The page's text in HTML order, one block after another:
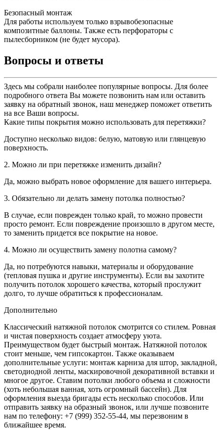
Безопасный монтаж
Для работы используем только взрывобезопасные
композитные баллоны. Также есть перфораторы с
пылесборником (не будет мусора).
Вопросы и ответы
Здесь мы собрали наиболее популярные вопросы. Для более
подробного ответа Вы можете позвонить нам или оставить
заявку на обратный звонок, наш менеджер поможет ответить
на все Ваши вопросы.
Какие типы покрытия можно использовать для перетяжки?
Доступно несколько видов: белую, матовую или глянцевую
поверхность.
2. Можно ли при перетяжке изменить дизайн?
Да, можно выбрать новое оформление для вашего интерьера.
3. Обязательно ли делать замену потолка полностью?
В случае, если поврежден только край, то можно провести
просто ремонт. Если повреждение произошло в другом месте,
то заменить придется все покрытие на новое.
4. Можно ли осуществить замену полотна самому?
Да, но потребуются навыки, материалы и оборудование
(тепловая пушка и другие инструменты). Если вы захотите
получить потолок хорошего качества, который прослужит
долго, то лучше обратиться к профессионалам.
Дополнительно
Классический натяжной потолок смотрится со стилем. Ровная
и чистая поверхность создает атмосферу уюта.
Преимуществом будет быстрый монтаж. Натяжной потолок
стоит меньше, чем гипсокартон. Также оказываем
дополнительные услуги: монтаж карниза для штор, закладной,
светодиодной ленты, маскировочной декоративной вставки и
многое другое. Ставим потолки любого объема и сложности
(хоть небольшая ванная, хоть огромный бассейн). Для
оформления выезда бригады есть несколько способов. Или
отправить заявку на образный звонок, или лучше позвоните
нам по телефону: +7 (999) 352-55-44, мы перезвоним в
ближайшее время.